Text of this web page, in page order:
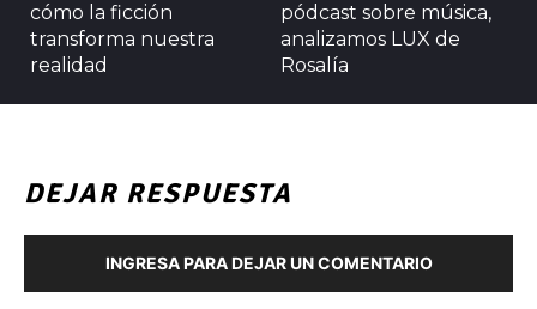
cómo la ficción
transforma nuestra
realidad
pódcast sobre música,
analizamos LUX de
Rosalía
DEJAR RESPUESTA
INGRESA PARA DEJAR UN COMENTARIO